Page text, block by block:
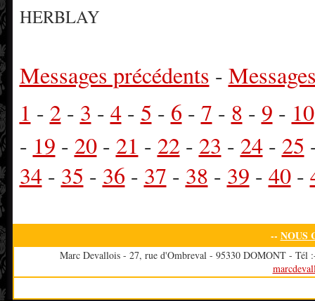
HERBLAY
Messages précédents -
1 - 2- 3 - 4- 5 - 6 - 7 - 8 - 9 - 10
- 19 - 20- 21 - 22- 23 - 24- 25
34- 35 - 36 - 37 - 38 - 39 - 40-
-- NOUS
Marc Devallois - 27, rue d'Ombreval - 95330 DOMONT -